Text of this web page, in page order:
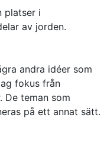
platser i
av jorden.
andra idéer som
fokus från
De teman som
på ett annat sätt.